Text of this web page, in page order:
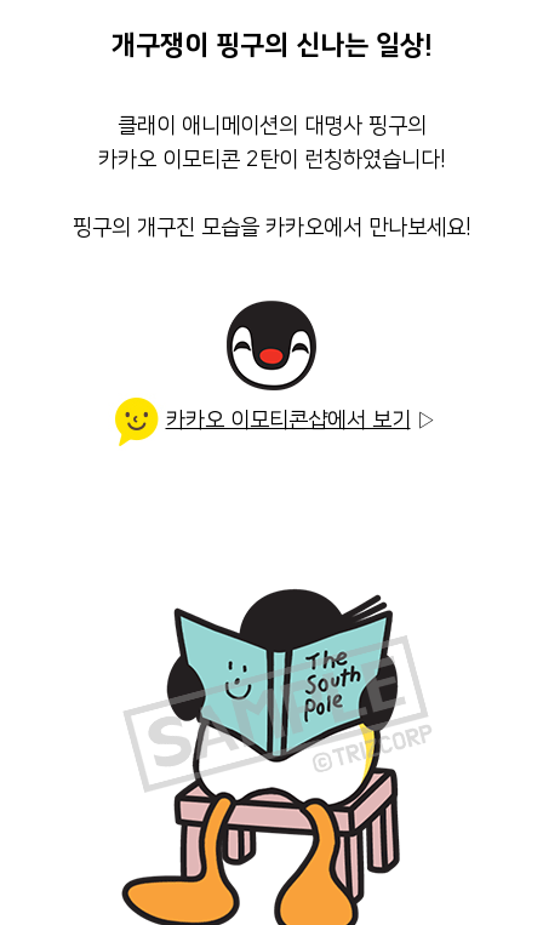
개구쟁이 핑구의 신나는 일상!
클래이 애니메이션의 대명사 핑구의
카카오 이모티콘 2탄이 런칭하였습니다!
핑구의 개구진 모습을 카카오에서 만나보세요!
카카오 이모티콘샵에서 보기 ▷